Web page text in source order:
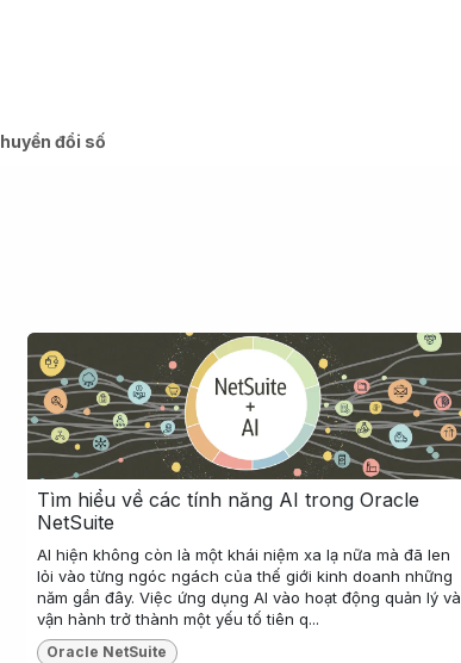
đổi số
Tìm hiểu về các tính năng AI trong Oracle
NetSuite
AI hiện không còn là một khái niệm xa lạ nữa mà đã len
lỏi vào từng ngóc ngách của thế giới kinh doanh những
năm gần đây. Việc ứng dụng AI vào hoạt động quản lý và
vận hành trở thành một yếu tố tiên q...
Oracle NetSuite